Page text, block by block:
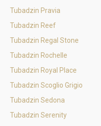
Tubadzin Pravia
Tubadzin Reef
Tubadzin Regal Stone
Tubadzin Rochelle
Tubadzin Royal Place
Tubadzin Scoglio Grigio
Tubadzin Sedona
Tubadzin Serenity